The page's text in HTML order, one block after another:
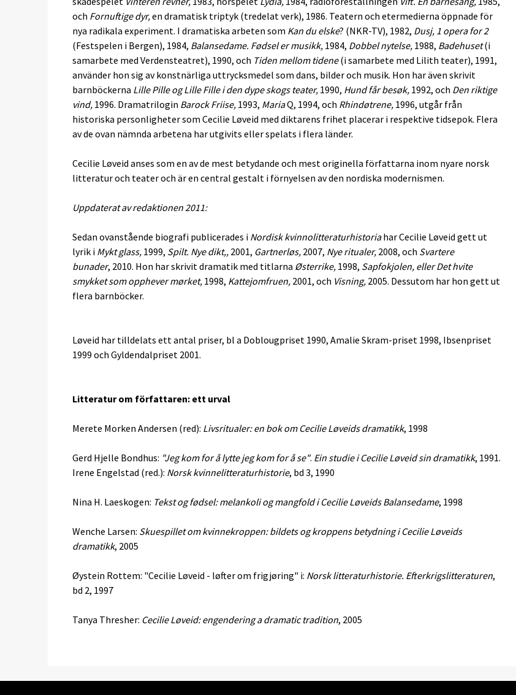
och Fornuftige dyr,en dramatisk triptyk (tredelat verk), 1986. Teatern och etermedierna öppnade för
nya radikala experiment. I dramatiska arbeten som Kan du elske? (NKR-TV), 1982, Dusj, 1 opera for 2
(Festspelen i Bergen), 1984, Balansedame. Fødsel er musikk, 1984, Dobbel nytelse, 1988, Badehuset(i
samarbete med Verdensteatret), 1990, och Tiden mellom tidene(i samarbete med Lilith teater), 1991,
använder hon sig av konstnärliga uttrycksmedel som dans, bilder och musik. Hon har även skrivit
barnböckerna Lille Pille og Lille Fille i den dype skogs teater, 1990, Hund får besøk, 1992, och Den riktige
vind, 1996. Dramatrilogin Barock Friise, 1993, MariaQ, 1994, och Rhindøtrene, 1996, utgår från
historiska personligheter som Cecilie Løveid med diktarens frihet placerar i respektive tidsepok. Flera
av de ovan nämnda arbetena har utgivits eller spelats i flera länder.
Cecilie Løveid anses som en av de mest betydande och mest originella författarna inom nyare norsk
litteratur och teater och är en central gestalt i förnyelsen av den nordiska modernismen.
Uppdaterat av redaktionen 2011:
Sedan ovanstående biografi publicerades i Nordisk kvinnolitteraturhistoriahar Cecilie Løveid gett ut
lyrik i Mykt glass, 1999, Spilt. Nye dikt,, 2001, Gartnerløs, 2007, Nye ritualer, 2008, och Svartere
bunader, 2010. Hon har skrivit dramatik med titlarna Østerrike, 1998, Sapfokjolen, eller Det hvite
smykket som opphever mørket, 1998, Kattejomfruen, 2001, och Visning, 2005. Dessutom har hon gett ut
flera barnböcker.
Løveid har tilldelats ett antal priser, bl a Doblougpriset 1990, Amalie Skram-priset 1998, Ibsenpriset
1999 och Gyldendalpriset 2001.
Litteratur om författaren: ett urval
Merete Morken Andersen (red): Livsritualer: en bok om Cecilie Løveids dramatikk, 1998
Gerd Hjelle Bondhus: "Jeg kom for å lytte jeg kom for å se". Ein studie i Cecilie Løveid sin dramatikk, 1991.
Irene Engelstad (red.): Norsk kvinnelitteraturhistorie, bd 3, 1990
Nina H. Laeskogen: Tekst og fødsel: melankoli og mangfold i Cecilie Løveids Balansedame, 1998
Wenche Larsen: Skuespillet om kvinnekroppen: bildets og kroppens betydning i Cecilie Løveids
dramatikk, 2005
Øystein Rottem: "Cecilie Løveid - løfter om frigjøring" i: Norsk litteraturhistorie. Efterkrigslitteraturen,
bd 2, 1997
Tanya Thresher: Cecilie Løveid: engendering a dramatic tradition, 2005